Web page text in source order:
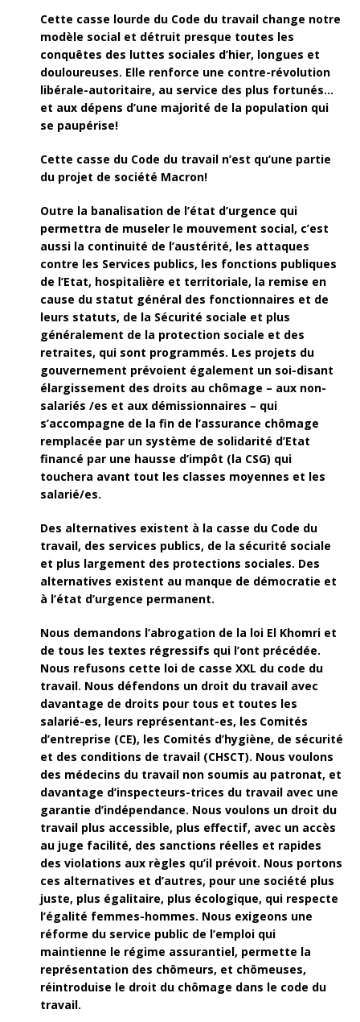
Cette casse lourde du Code du travail change notre
modèle social et détruit presque toutes les
conquêtes des luttes sociales d’hier, longues et
douloureuses. Elle renforce une contre-révolution
libérale-autoritaire, au service des plus fortunés…
et aux dépens d’une majorité de la population qui
se paupérise!
Cette casse du Code du travail n’est qu’une partie
du projet de société Macron!
Outre la banalisation de l’état d’urgence qui
permettra de museler le mouvement social, c’est
aussi la continuité de l’austérité, les attaques
contre les Services publics, les fonctions publiques
de l’Etat, hospitalière et territoriale, la remise en
cause du statut général des fonctionnaires et de
leurs statuts, de la Sécurité sociale et plus
généralement de la protection sociale et des
retraites, qui sont programmés. Les projets du
gouvernement prévoient également un soi-disant
élargissement des droits au chômage – aux non-
salariés /es et aux démissionnaires – qui
s’accompagne de la fin de l’assurance chômage
remplacée par un système de solidarité d’Etat
financé par une hausse d’impôt (la CSG) qui
touchera avant tout les classes moyennes et les
salarié/es.
Des alternatives existent à la casse du Code du
travail, des services publics, de la sécurité sociale
et plus largement des protections sociales. Des
alternatives existent au manque de démocratie et
à l’état d’urgence permanent.
Nous demandons l’abrogation de la loi El Khomri et
de tous les textes régressifs qui l’ont précédée.
Nous refusons cette loi de casse XXL du code du
travail. Nous défendons un droit du travail avec
davantage de droits pour tous et toutes les
salarié-es, leurs représentant-es, les Comités
d’entreprise (CE), les Comités d’hygiène, de sécurité
et des conditions de travail (CHSCT). Nous voulons
des médecins du travail non soumis au patronat, et
davantage d’inspecteurs-trices du travail avec une
garantie d’indépendance. Nous voulons un droit du
travail plus accessible, plus effectif, avec un accès
au juge facilité, des sanctions réelles et rapides
des violations aux règles qu’il prévoit. Nous portons
ces alternatives et d’autres, pour une société plus
juste, plus égalitaire, plus écologique, qui respecte
l’égalité femmes-hommes. Nous exigeons une
réforme du service public de l’emploi qui
maintienne le régime assurantiel, permette la
représentation des chômeurs, et chômeuses,
réintroduise le droit du chômage dans le code du
travail.